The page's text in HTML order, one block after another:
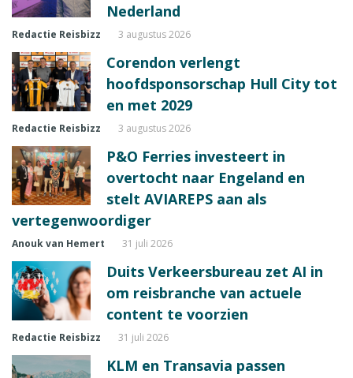
Nederland
Redactie Reisbizz 3 augustus 2026
Corendon verlengt
hoofdsponsorschap Hull City tot
en met 2029
Redactie Reisbizz 3 augustus 2026
P&O Ferries investeert in
overtocht naar Engeland en
stelt AVIAREPS aan als
vertegenwoordiger
Anouk van Hemert 31 juli 2026
Duits Verkeersbureau zet AI in
om reisbranche van actuele
content te voorzien
Redactie Reisbizz 31 juli 2026
KLM en Transavia passen